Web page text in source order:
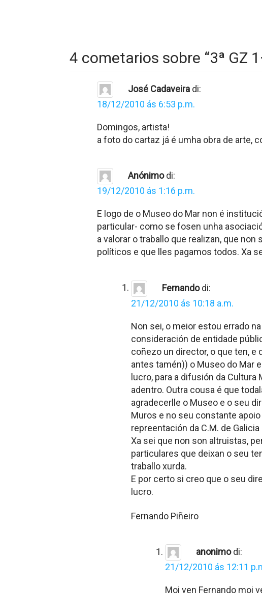
4 cometarios sobre “3ª GZ
José Cadaveira di:
18/12/2010 ás 6:53 p.m.
Domingos, artista!
a foto do cartaz já é umha obra de arte,
Anónimo di:
19/12/2010 ás 1:16 p.m.
E logo de o Museo do Mar non é
particular- como se fosen unha
a valorar o traballo que realizan, que
políticos e que lles pagamos todos. Xa
Fernando di:
21/12/2010 ás 10:18 a.m.
Non sei, o meior estou errado
consideración de entidade
coñezo un director, o que ten, e
antes tamén)) o Museo do Mar
lucro, para a difusión da
adentro. Outra cousa é que
agradecerlle o Museo e o seu
Muros e no seu constante
repreentación da C.M. de
Xa sei que non son altruistas,
particulares que deixan o seu
traballo xurda.
E por certo si creo que o seu
lucro.
Fernando Piñeiro
anonimo di:
21/12/2010 ás 12:11
Moi ven Fernando moi